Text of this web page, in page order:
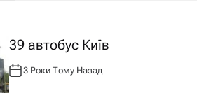
39 автобус Київ
А
В
3 Роки Тому Назад